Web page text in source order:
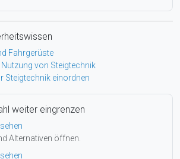
Fahrgerüste
von Steigtechnik
Steigtechnik einordnen
weiter eingrenzen
Alternativen öffnen.